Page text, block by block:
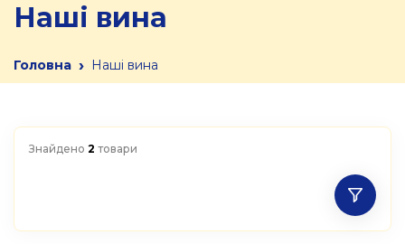
Наші вина
Головна › Наші вина
Знайдено 2 товари